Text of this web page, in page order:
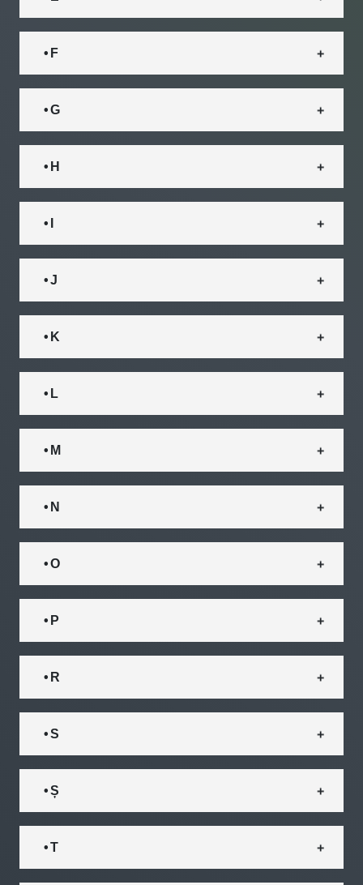
• F
• G
• H
• I
• J
• K
• L
• M
• N
• O
• P
• R
• S
• Ș
• T